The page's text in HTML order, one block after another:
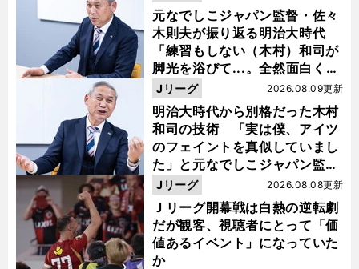
元なでしこジャパン監督・佐々
木則夫が振り返る明治大時代
「練習もしない（木村）和司が
脚光を浴びて...。全然面白くな
い４年間でした」
明治大時代から別格だった木村
和司の技術 「実は僕、アイツ
のフェイントを真似していまし
た」と元なでしこジャパン監
督・佐々木則夫
2026.08.09更新
Jリーグ
Ｊリーグ開幕戦は白熱の逆転劇
だが観客、視聴者にとって「価
値あるイベント」になっていた
か
2026.08.08更新
Jリーグ